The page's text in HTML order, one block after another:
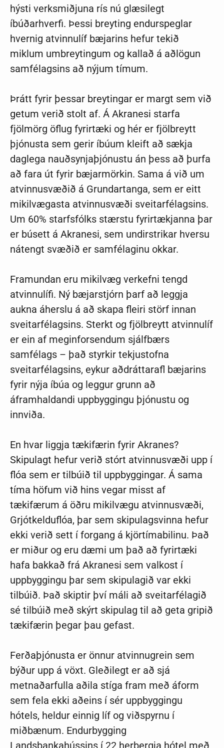
hýsti verksmiðjuna rís nú glæsilegt
íbúðarhverfi. Þessi breyting endurspeglar
hvernig atvinnulíf bæjarins hefur tekið
miklum umbreytingum og kallað á aðlögun
samfélagsins að nýjum tímum.
Þrátt fyrir þessar breytingar er margt sem við
getum verið stolt af. Á Akranesi starfa
fjölmörg öflug fyrirtæki og hér er fjölbreytt
þjónusta sem gerir íbúum kleift að sækja
daglega nauðsynjaþjónustu án þess að þurfa
að fara út fyrir bæjarmörkin. Sama á við um
atvinnusvæðið á Grundartanga, sem er eitt
mikilvægasta atvinnusvæði sveitarfélagsins.
Um 60% starfsfólks stærstu fyrirtækjanna þar
er búsett á Akranesi, sem undirstrikar hversu
nátengt svæðið er samfélaginu okkar.
Framundan eru mikilvæg verkefni tengd
atvinnulífi. Ný bæjarstjórn þarf að leggja
aukna áherslu á að skapa fleiri störf innan
sveitarfélagsins. Sterkt og fjölbreytt atvinnulíf
er ein af meginforsendum sjálfbærs
samfélags – það styrkir tekjustofna
sveitarfélagsins, eykur aðdráttarafl bæjarins
fyrir nýja íbúa og leggur grunn að
áframhaldandi uppbyggingu þjónustu og
innviða.
En hvar liggja tækifærin fyrir Akranes?
Skipulagt hefur verið stórt atvinnusvæði upp í
flóa sem er tilbúið til uppbyggingar. Á sama
tíma höfum við hins vegar misst af
tækifærum á öðru mikilvægu atvinnusvæði,
Grjótkelduflóa, þar sem skipulagsvinna hefur
ekki verið sett í forgang á kjörtímabilinu. Það
er miður og eru dæmi um það að fyrirtæki
hafa bakkað frá Akranesi sem valkost í
uppbyggingu þar sem skipulagið var ekki
tilbúið. Það skiptir því máli að sveitarfélagið
sé tilbúið með skýrt skipulag til að geta gripið
tækifærin þegar þau gefast.
Ferðaþjónusta er önnur atvinnugrein sem
býður upp á vöxt. Gleðilegt er að sjá
metnaðarfulla aðila stíga fram með áform
sem fela ekki aðeins í sér uppbyggingu
hótels, heldur einnig líf og viðspyrnu í
miðbænum. Endurbygging
Landsbankahússins í 22 herbergja hótel með